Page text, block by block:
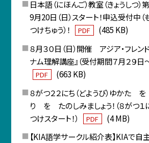
日本語（にほんご）教室（きょうしつ）
9月20日（日）スタート！申込受付中
つけちゅう）！
PDF
(485 KB)
８月３０日（日）開催 アジア・フレン
ナム理解講座』（受付期間７月２９日
PDF
(663 KB)
８がつ２２にち（どようび）ゆかた
り を たのしみましょう！（８がつ
つけスタート！）
PDF
(4 MB)
【KIA語学サークル紹介表】KIAで